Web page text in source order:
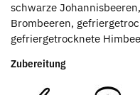
schwarze
Brombeeren,
gefriergetrocknete
Zubereitung